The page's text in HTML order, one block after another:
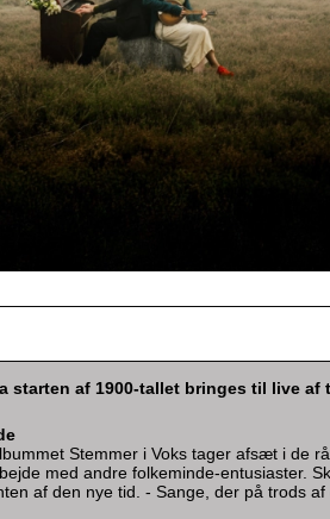
starten af 1900-tallet bringes til live
Stemmer i Voks tager afsæt i de
med andre folkeminde-entusiaster.
af den nye tid. - Sange, der på trods